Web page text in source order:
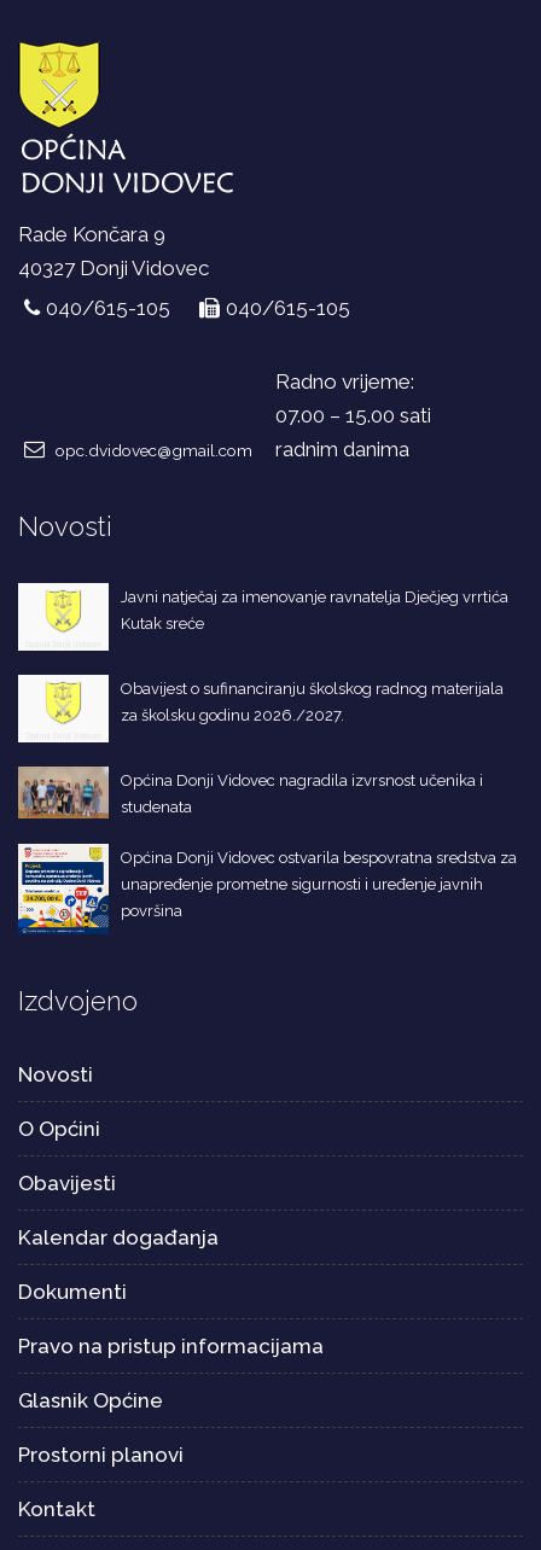
Rade Končara 9
40327 Donji Vidovec
040/615-105
040/615-105
opc.dvidovec@gmail.com
Radno vrijeme:
07.00 – 15.00 sati
radnim danima
Novosti
Javni natječaj za imenovanje ravnatelja Dječjeg vrrtića
Kutak sreće
Obavijest o sufinanciranju školskog radnog materijala
za školsku godinu 2026./2027.
Općina Donji Vidovec nagradila izvrsnost učenika i
studenata
Općina Donji Vidovec ostvarila bespovratna sredstva za
unapređenje prometne sigurnosti i uređenje javnih
površina
Izdvojeno
Novosti
O Općini
Obavijesti
Kalendar događanja
Dokumenti
Pravo na pristup informacijama
Glasnik Općine
Prostorni planovi
Kontakt